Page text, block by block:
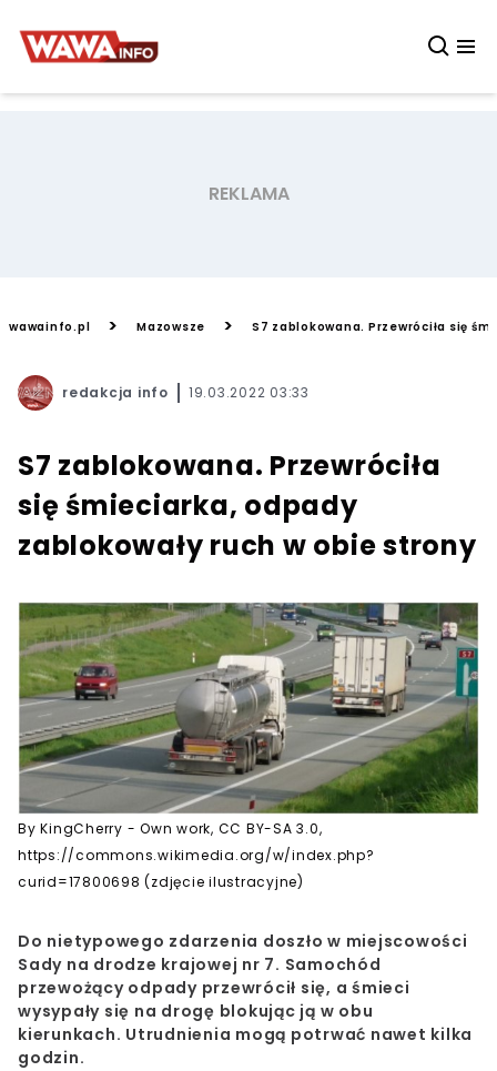
wawainfo.pl > Mazowsze > S7 zablokowana. Przewróciła się
redakcja info 19.03.2022 03:33
S7 zablokowana. Przewróciła
się śmieciarka, odpady
zablokowały ruch w obie strony
By KingCherry - Own work, CC BY-SA 3.0,
https://commons.wikimedia.org/w/index.php?
curid=17800698 (zdjęcie ilustracyjne)
Do nietypowego zdarzenia doszło w miejscowości
Sady na drodze krajowej nr 7. Samochód
przewożący odpady przewrócił się, a śmieci
wysypały się na drogę blokując ją w obu
kierunkach. Utrudnienia mogą potrwać nawet kilka
godzin.